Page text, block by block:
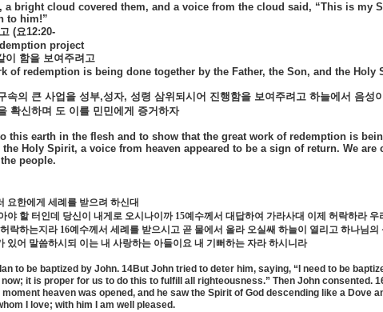
a bright cloud covered them, and a voice from the cloud said, “This is my
to him!”
(요12:20-
project
이 함을 보여주려고
of redemption is being done together by the Father, the Son, and the Holy
속의 큰 사업을 성부,성자, 성령 삼위되시어 진행함을 보여주려고 하늘에서 음성이
확신하며 도 이를 민민에게 증거하자
this earth in the flesh and to show that the great work of redemption is
Holy Spirit, a voice from heaven appeared to be a sign of return. We are
people.
요한에게 세례를 받으려 하신대
야 할 터인데 당신이 내게로 오시나이까15예수께서 대답하여 가라사대 이제 허락하라 우
락하는지라16예수께서 세례를 받으시고 곧 물에서 올라 오실쌔 하늘이 열리고 하나님
있어 말씀하시되 이는 내 사랑하는 아들이요 내 기뻐하는 자라 하시니라
to be baptized by John. 14But John tried to deter him, saying, “I need to be
it is proper for us to do this to fulfill all righteousness.” Then John consented.
heaven was opened, and he saw the Spirit of God descending like a Dove
I love; with him I am well pleased.